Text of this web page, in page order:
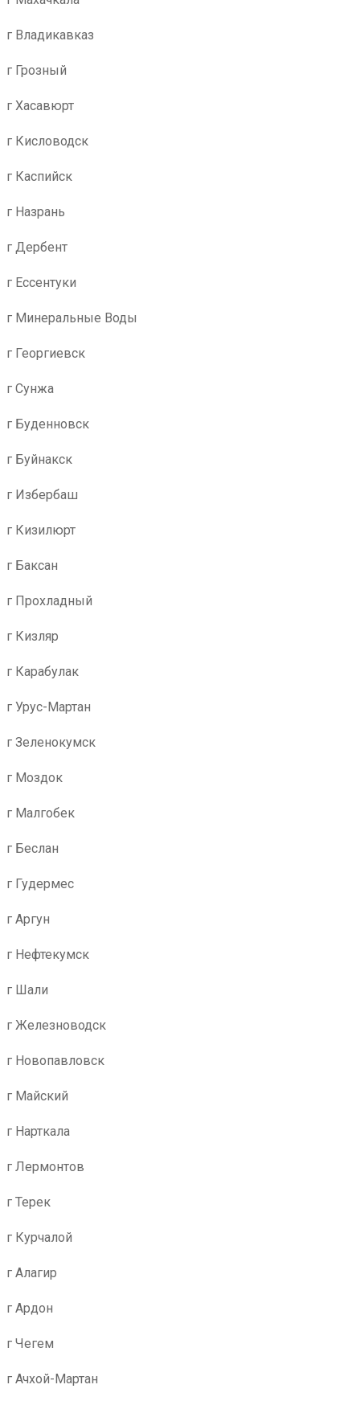
г Владикавказ
г Грозный
г Хасавюрт
г Кисловодск
г Каспийск
г Назрань
г Дербент
г Ессентуки
г Минеральные Воды
г Георгиевск
г Сунжа
г Буденновск
г Буйнакск
г Избербаш
г Кизилюрт
г Баксан
г Прохладный
г Кизляр
г Карабулак
г Урус-Мартан
г Зеленокумск
г Моздок
г Малгобек
г Беслан
г Гудермес
г Аргун
г Нефтекумск
г Шали
г Железноводск
г Новопавловск
г Майский
г Нарткала
г Лермонтов
г Терек
г Курчалой
г Алагир
г Ардон
г Чегем
г Ачхой-Мартан